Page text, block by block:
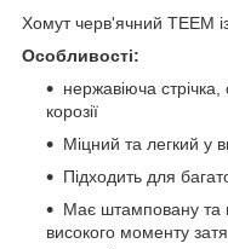
Хомут черв'ячний TEEM
Особливості:
нержавіюча стрічка,
корозії
Міцний та легкий у
Підходить для
Має штамповану та
високого моменту